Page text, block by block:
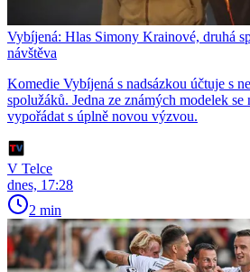
Vybíjená: Hlas Simony Krainové, druhá
návštěva
Komedie Vybíjená s nadsázkou účtuje s
spolužáků. Jedna ze známých modelek se
vypořádat s úplně novou výzvou.
V Telce
dnes, 17:28
2 min